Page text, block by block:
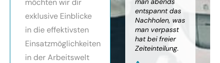
möchten wir dir
exklusive Einblicke
in die effektivsten
Einsatzmöglichkeiten
in der Arbeitswelt
Elisabeth
Monika
Vietz
entspannt das
Nachholen, was
man verpasst
hat bei freier
Zeiteinteilung.